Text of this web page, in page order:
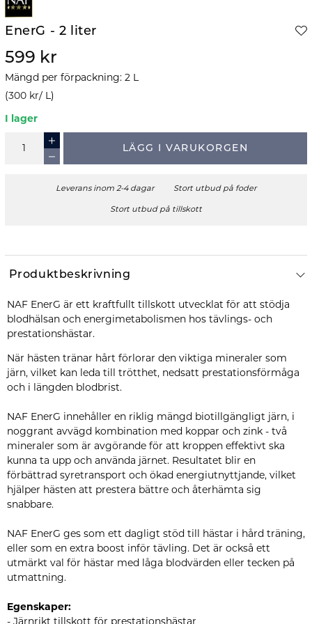
EnerG - 2 liter
599 kr
Mängd per förpackning: 2 L
(300 kr/ L)
I lager
LÄGG I VARUKORGEN
Leverans inom 2-4 dagar Stort utbud på foder
Stort utbud på tillskott
Produktbeskrivning
NAF EnerG är ett kraftfullt tillskott utvecklat för att stödja
blodhälsan och energimetabolismen hos tävlings- och
prestationshästar.
När hästen tränar hårt förlorar den viktiga mineraler som
järn, vilket kan leda till trötthet, nedsatt prestationsförmåga
och i längden blodbrist.
NAF EnerG innehåller en riklig mängd biotillgängligt järn, i
noggrant avvägd kombination med koppar och zink - två
mineraler som är avgörande för att kroppen effektivt ska
kunna ta upp och använda järnet. Resultatet blir en
förbättrad syretransport och ökad energiutnyttjande, vilket
hjälper hästen att prestera bättre och återhämta sig
snabbare.
NAF EnerG ges som ett dagligt stöd till hästar i hård träning,
eller som en extra boost inför tävling. Det är också ett
utmärkt val för hästar med låga blodvärden eller tecken på
utmattning.
Egenskaper: